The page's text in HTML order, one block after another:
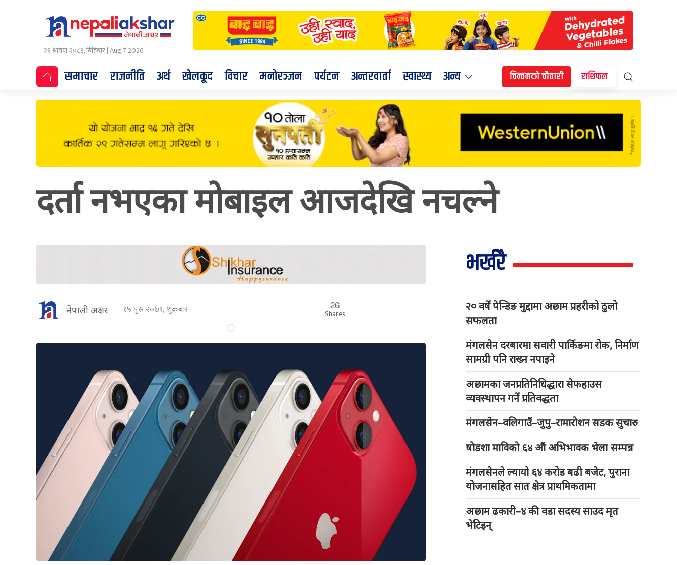
२१ श्रावण २०८३, बिहिबार | Aug 7 2026
समाचार राजनीति अर्थ खेलकूद विचार मनोरञ्जन पर्यटन अन्तरवार्ता स्वास्थ्य अन्य चिन्तनको चौतारी राशिफल
दर्ता नभएका मोबाइल आजदेखि नचल्ने
नेपाली अक्षर १५ पुस २०७९, शुक्रबार 26
Shares
भर्खरै
२० वर्षे पेन्डिङ मुद्दामा अछाम प्रहरीको ठुलो
सफलता
मंगलसेन दरबारमा सवारी पार्किङमा रोक, निर्माण
सामग्री पनि राख्न नपाइने
अछामका जनप्रतिनिधिद्धारा सेफहाउस
व्यवस्थापन गर्ने प्रतिवद्धता
मंगलसेन–वलिगाउँ–जुपु–रामारोशन सडक सुचारु
षोडशा माविको ६४ औं अभिभावक भेला सम्पन्न
मंगलसेनले ल्यायो ६४ करोड बढी बजेट, पुराना
योजनासहित सात क्षेत्र प्राथमिकतामा
अछाम ढकारी–४ की वडा सदस्य साउद मृत
भेटिइन्